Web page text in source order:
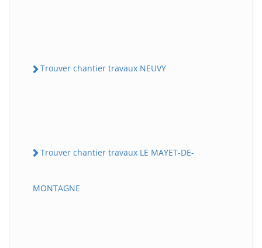
Trouver chantier travaux NEUVY
Trouver chantier travaux LE MAYET-DE-
MONTAGNE